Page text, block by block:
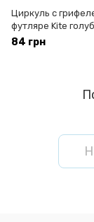
Циркуль с
футляре Kite
383-07, 38448
84 грн